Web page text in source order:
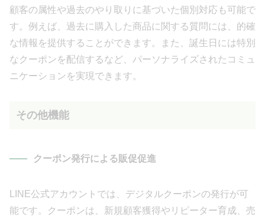
顧客の属性や過去のやり取りに基づいた個別対応も可能で
す。例えば、過去に購入した商品に関する質問には、的確
な情報を提供することができます。また、誕生日には特別
なクーポンを配信するなど、パーソナライズされたコミュ
ニケーションを実現できます。
その他機能
クーポン発行による販促促進
LINE公式アカウントでは、デジタルクーポンの発行が可
能です。クーポンは、新規顧客獲得やリピーター育成、売